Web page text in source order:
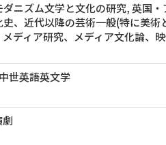
ニズム文学と文化の研究, 英国・
史、近代以降の芸術一般(特に美術
ディア研究、メディア文化論、映
世英語英文学